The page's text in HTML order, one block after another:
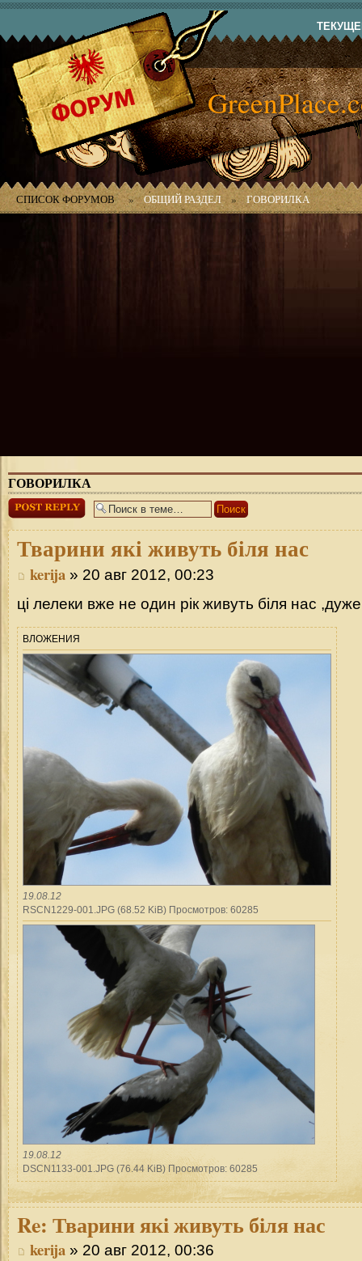
СПИСОК ФОРУМОВ » ОБЩИЙ РАЗДЕЛ » ГОВОРИЛКА
ГОВОРИЛКА
Ответить
Тварини які живуть біля нас
kerija » 20 авг 2012, 00:23
ці лелеки вже не один рік живуть біля нас ,дуже
ВЛОЖЕНИЯ
19.08.12
RSCN1229-001.JPG (68.52 KiB) Просмотров: 60285
19.08.12
DSCN1133-001.JPG (76.44 KiB) Просмотров: 60285
Re: Тварини які живуть біля нас
kerija » 20 авг 2012, 00:36